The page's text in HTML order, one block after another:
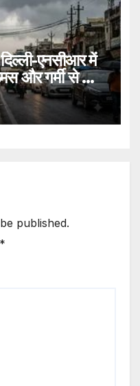
एनसीआर में
और गर्मी से लोग
published.
*